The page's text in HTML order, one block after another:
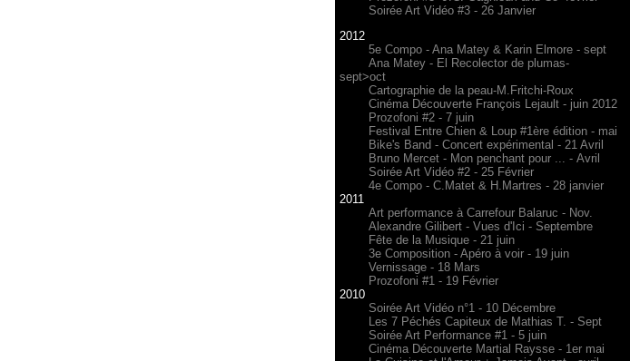
Soirée Art Vidéo #3 - 26 Janvier
2012
5e Compo - Ana Matey & Karin Elmore - sept
Ana Matey - El Recolector de plumas-
sept>oct
Cartographie de la peau-M.Fritchi-Roux
Cinéma Découverte François Lejault - juin 2012
Prozofoni #2 - 7 juin
Festival Entre Chien & Loup #1ère édition - mai
Bike's Band - Concert expérimental - 21 Avril
Bruno Mercet - Mon penchant pour ... - Avril
Soirée Art Vidéo #2 - 25 Février
4e Compo - C.Matet & H.Martres - 28 janvier
2011
Art performance à Carrefour Balaruc - Nov.
Alexandre Gilibert - Vues d'Ici - Septembre
Fête de la Musique - 21 juin
3e Composition - Apéro à voir - 19 juin
Vernissage - 18 Mars
Prozofoni #1 - 19 Février
2010
Soirée Art Vidéo n°1 - 10 Décembre
Les 7 Péchés Capiteux de Mathias T. - Sept
Soirée Art Performance #1 - 5 juin
Cinéma Découverte Martial Raysse - 1er mai